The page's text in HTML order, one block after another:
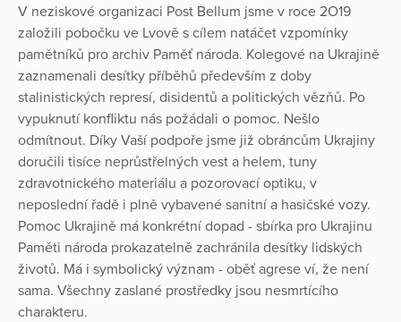
V neziskové organizaci Post Bellum jsme v roce 2O19
založili pobočku ve Lvově s cílem natáčet vzpomínky
pamětníků pro archiv Paměť národa. Kolegové na Ukrajině
zaznamenali desítky příběhů především z doby
stalinistických represí, disidentů a politických vězňů. Po
vypuknutí konfliktu nás požádali o pomoc. Nešlo
odmítnout. Díky Vaší podpoře jsme již obráncům Ukrajiny
doručili tisíce neprůstřelných vest a helem, tuny
zdravotnického materiálu a pozorovací optiku, v
neposlední řadě i plně vybavené sanitní a hasičské vozy.
Pomoc Ukrajině má konkrétní dopad - sbírka pro Ukrajinu
Paměti národa prokazatelně zachránila desítky lidských
životů. Má i symbolický význam - oběť agrese ví, že není
sama. Všechny zaslané prostředky jsou nesmrtícího
charakteru.